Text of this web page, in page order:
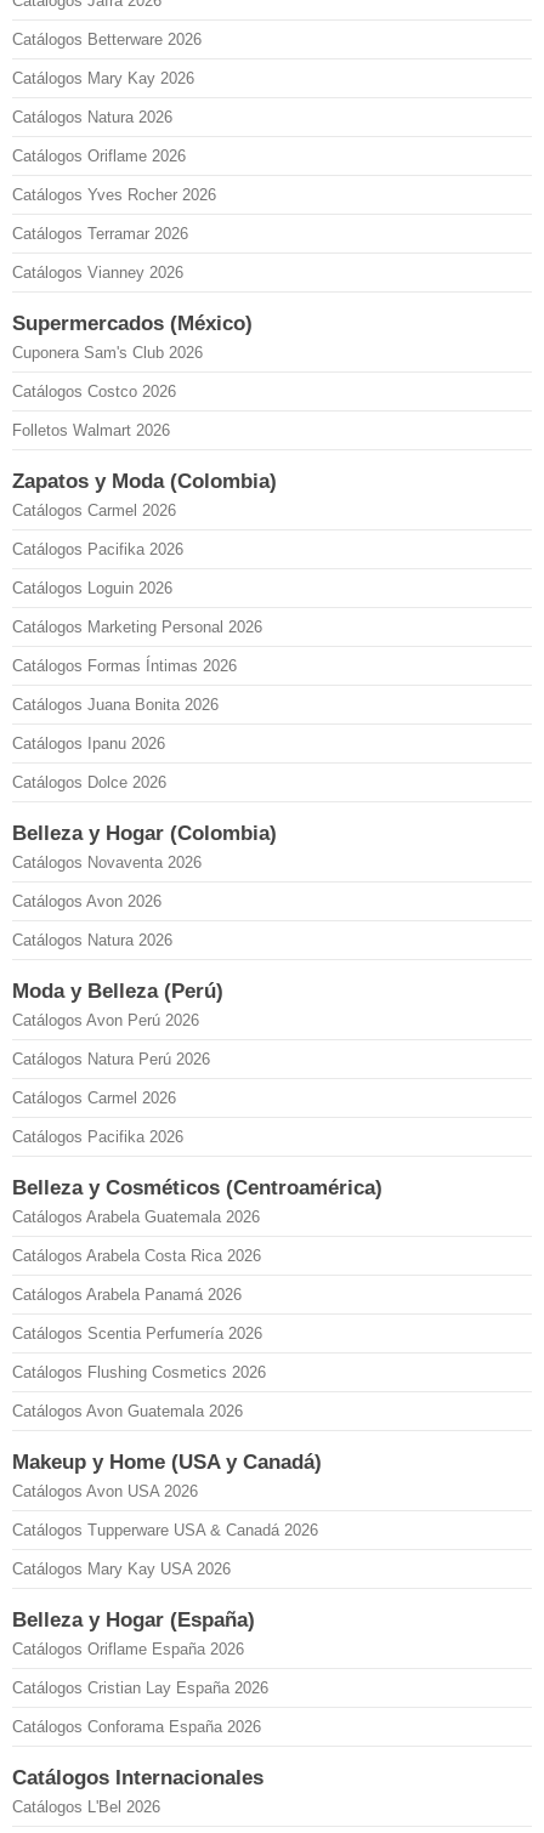
Catálogos Betterware 2026
Catálogos Mary Kay 2026
Catálogos Natura 2026
Catálogos Oriflame 2026
Catálogos Yves Rocher 2026
Catálogos Terramar 2026
Catálogos Vianney 2026
Supermercados (México)
Cuponera Sam's Club 2026
Catálogos Costco 2026
Folletos Walmart 2026
Zapatos y Moda (Colombia)
Catálogos Carmel 2026
Catálogos Pacifika 2026
Catálogos Loguin 2026
Catálogos Marketing Personal 2026
Catálogos Formas Íntimas 2026
Catálogos Juana Bonita 2026
Catálogos Ipanu 2026
Catálogos Dolce 2026
Belleza y Hogar (Colombia)
Catálogos Novaventa 2026
Catálogos Avon 2026
Catálogos Natura 2026
Moda y Belleza (Perú)
Catálogos Avon Perú 2026
Catálogos Natura Perú 2026
Catálogos Carmel 2026
Catálogos Pacifika 2026
Belleza y Cosméticos (Centroamérica)
Catálogos Arabela Guatemala 2026
Catálogos Arabela Costa Rica 2026
Catálogos Arabela Panamá 2026
Catálogos Scentia Perfumería 2026
Catálogos Flushing Cosmetics 2026
Catálogos Avon Guatemala 2026
Makeup y Home (USA y Canadá)
Catálogos Avon USA 2026
Catálogos Tupperware USA & Canadá 2026
Catálogos Mary Kay USA 2026
Belleza y Hogar (España)
Catálogos Oriflame España 2026
Catálogos Cristian Lay España 2026
Catálogos Conforama España 2026
Catálogos Internacionales
Catálogos L'Bel 2026